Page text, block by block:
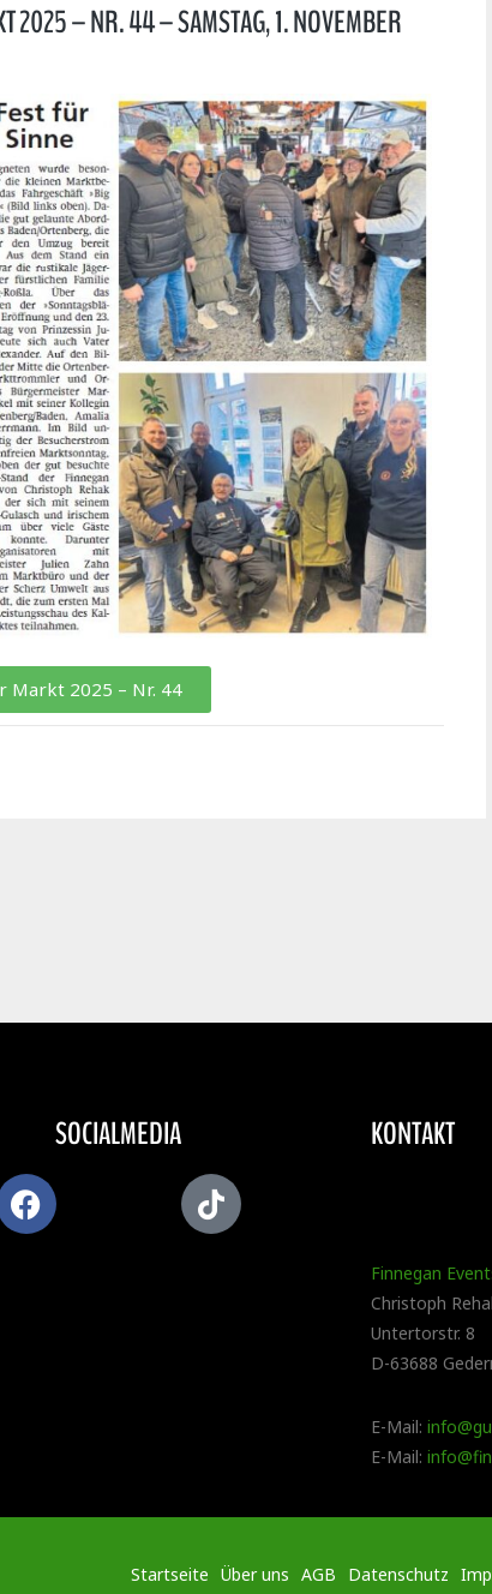
2025 – NR. 44 – SAMSTAG, 1. NOVEMBER
Markt 2025 – Nr. 44
SOCIALMEDIA KONTAKT
Finnegan
Christoph
Untertorstr. 8
D-63688
E-Mail:
E-Mail:
Startseite Über uns AGB Datenschutz